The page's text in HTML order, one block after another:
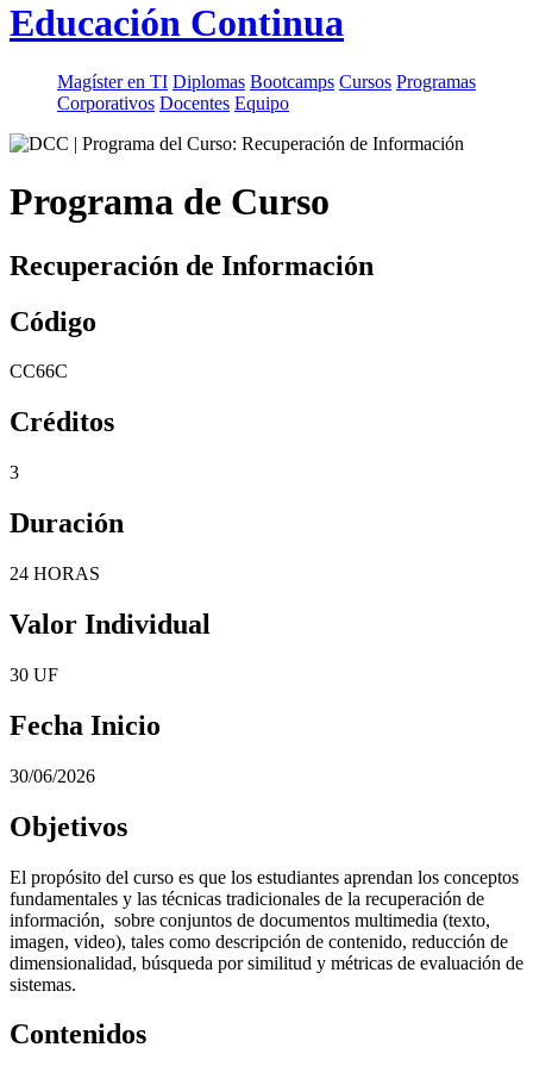
Educación Continua
Magíster en TI Diplomas Bootcamps Cursos Programas
Corporativos Docentes Equipo
Programa de Curso
Recuperación de Información
Código
CC66C
Créditos
3
Duración
24 HORAS
Valor Individual
30 UF
Fecha Inicio
30/06/2026
Objetivos
El propósito del curso es que los estudiantes aprendan los conceptos
fundamentales y las técnicas tradicionales de la recuperación de
información, sobre conjuntos de documentos multimedia (texto,
imagen, video), tales como descripción de contenido, reducción de
dimensionalidad, búsqueda por similitud y métricas de evaluación de
sistemas.
Contenidos